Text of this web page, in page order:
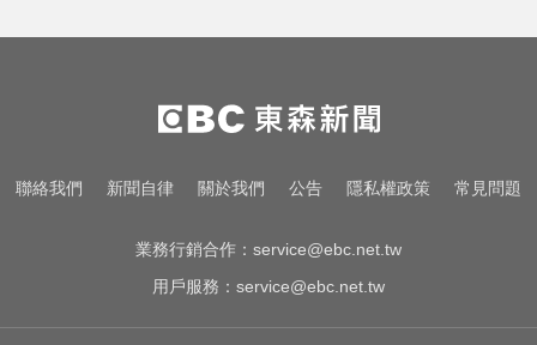
說重話：考慮收回股務自辦
台中恐怖車禍！婦人遭大貨車猛撞
下半身重創身亡
中職／陳傑憲轟2分砲貢獻3打點！
聯絡我們 新聞自律 關於我們 公告 隱私權政策 常見問題
業務行銷合作： service@ebc.net.tw
用戶服務： service@ebc.net.tw